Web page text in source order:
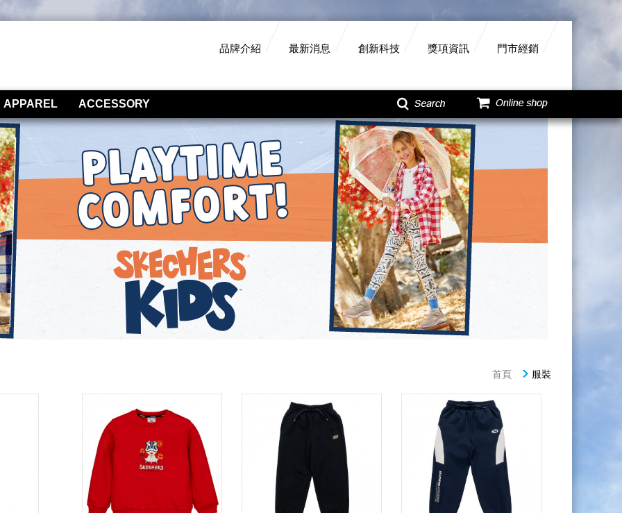
品牌介紹 最新消息 創新科技 獎項資訊 門市經銷
APPAREL ACCESSORY
首頁 服裝